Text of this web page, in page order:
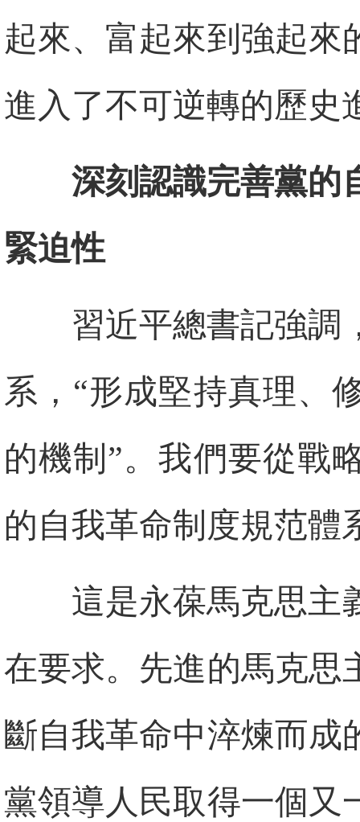
起來、富起來到強起來
進入了不可逆轉的歷史
深刻認識完善黨的
緊迫性
習近平總書記強調
系，“形成堅持真理、
的機制”。我們要從戰
的自我革命制度規范體
這是永葆馬克思主
在要求。先進的馬克思
斷自我革命中淬煉而成
黨領導人民取得一個又